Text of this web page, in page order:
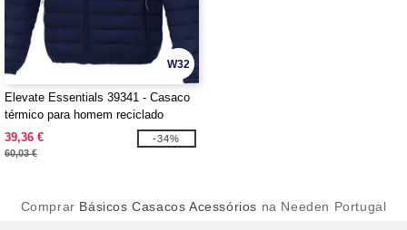
W32
Elevate Essentials 39341 - Casaco
térmico para homem reciclado
"Athenas"
39,36 €
60,03 €
-34%
Comprar Básicos Casacos Acessórios na Needen Portugal